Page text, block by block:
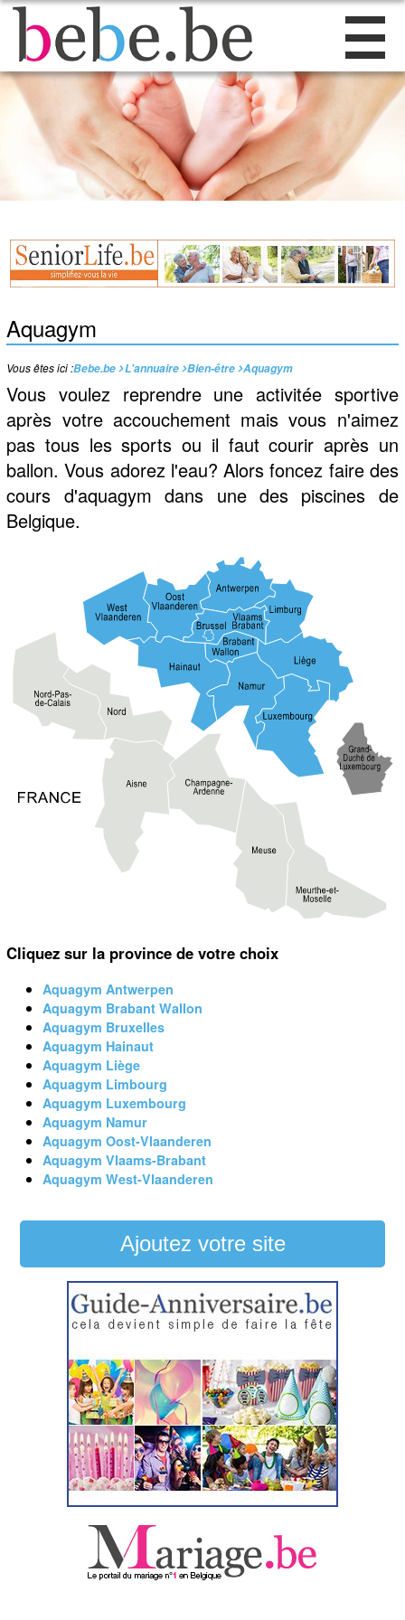
Aquagym
Vous êtes ici :Bebe.be L'annuaire Bien-être Aquagym
Vous voulez reprendre une activitée sportive
après votre accouchement mais vous n'aimez
pas tous les sports ou il faut courir après un
ballon. Vous adorez l'eau? Alors foncez faire des
cours d'aquagym dans une des piscines de
Belgique.
Cliquez sur la province de votre choix
Aquagym Antwerpen
Aquagym Brabant Wallon
Aquagym Bruxelles
Aquagym Hainaut
Aquagym Liège
Aquagym Limbourg
Aquagym Luxembourg
Aquagym Namur
Aquagym Oost-Vlaanderen
Aquagym Vlaams-Brabant
Aquagym West-Vlaanderen
Ajoutez votre site